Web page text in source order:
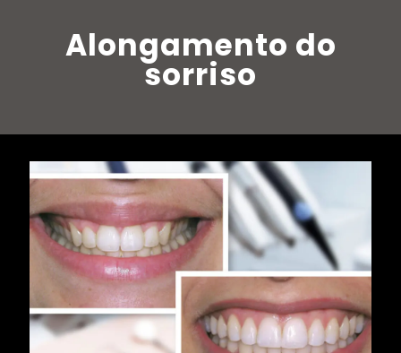
Alongamento do
sorriso